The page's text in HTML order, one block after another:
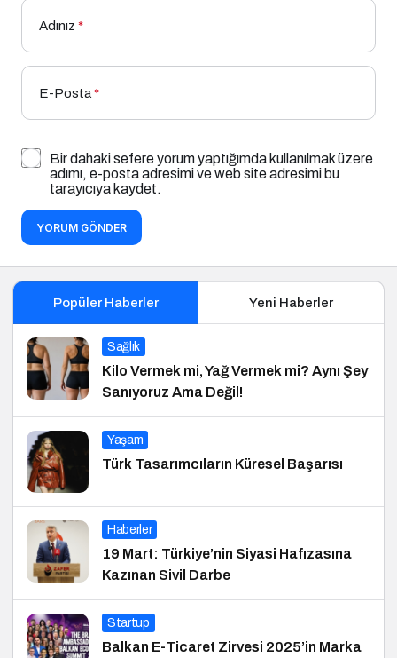
Adınız *
E-Posta*
Bir dahaki sefere yorum yaptığımda kullanılmak üzere
adımı, e-posta adresimi ve web site adresimi bu
tarayıcıya kaydet.
YORUM GÖNDER
Popüler Haberler Yeni Haberler
Sağlık
Kilo Vermek mi, Yağ Vermek mi? Aynı Şey
Sanıyoruz Ama Değil!
Yaşam
Türk Tasarımcıların Küresel Başarısı
Haberler
19 Mart: Türkiye’nin Siyasi Hafızasına
Kazınan Sivil Darbe
Startup
Balkan E-Ticaret Zirvesi 2025’in Marka